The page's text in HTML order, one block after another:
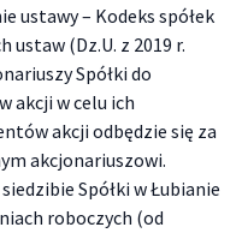
ustawy – Kodeks spółek
(Dz.U. z 2019 r.
Spółki do
akcji w celu ich
akcji odbędzie się za
akcjonariuszowi.
Spółki w Łubianie
roboczych (od